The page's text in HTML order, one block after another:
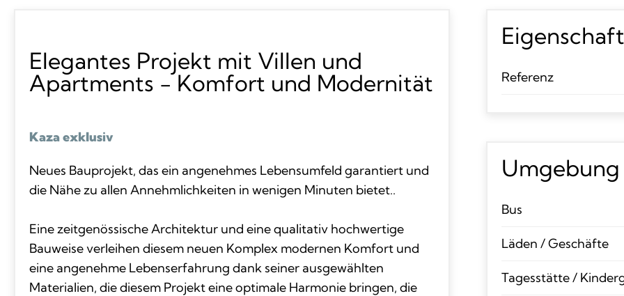
Elegantes Projekt mit Villen und
Apartments - Komfort und Modernität
Kaza exklusiv
Neues Bauprojekt, das ein angenehmes Lebensumfeld garantiert und
die Nähe zu allen Annehmlichkeiten in wenigen Minuten bietet..
Eine zeitgenössische Architektur und eine qualitativ hochwertige
Bauweise verleihen diesem neuen Komplex modernen Komfort und
eine angenehme Lebenserfahrung dank seiner ausgewählten
Materialien, die diesem Projekt eine optimale Harmonie bringen, die
Referenz
Umgebung
Bus
Läden / Geschäfte
Tagesstätte /